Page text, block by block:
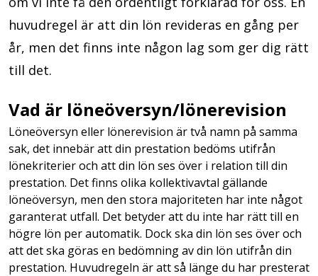
huvudregel är att din lön revideras en gång per
år, men det finns inte någon lag som ger dig rätt
till det.
Vad är löneöversyn/lönerevision
Löneöversyn eller lönerevision är två namn på samma
sak, det innebär att din prestation bedöms utifrån
lönekriterier och att din lön ses över i relation till din
prestation. Det finns olika kollektivavtal gällande
löneöversyn, men den stora majoriteten har inte något
garanterat utfall. Det betyder att du inte har rätt till en
högre lön per automatik. Dock ska din lön ses över och
att det ska göras en bedömning av din lön utifrån din
prestation. Huvudregeln är att så länge du har presterat